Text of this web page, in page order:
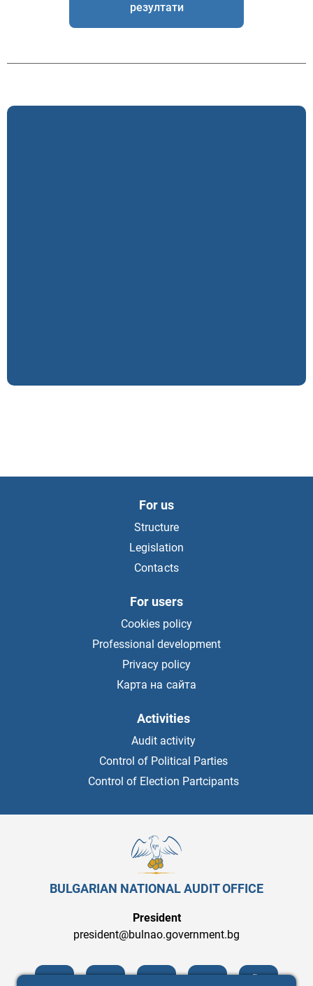
резултати
For us
Structure
Legislation
Contacts
For users
Cookies policy
Professional development
Privacy policy
Карта на сайта
Activities
Audit activity
Control of Political Parties
Control of Election Partcipants
BULGARIAN NATIONAL AUDIT OFFICE
President
president@bulnao.government.bg